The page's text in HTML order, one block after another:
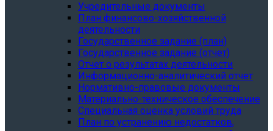
Учредительные документы
План финансово-хозяйственной
деятельности
Государственное задание (план)
Государственное задание (отчет)
Отчет о результатах деятельности
Информационно-аналитический отчет
Нормативно-правовые документы
Материально-техническое обеспечение
Специальная оценка условий труда
План по устранению недостатков,